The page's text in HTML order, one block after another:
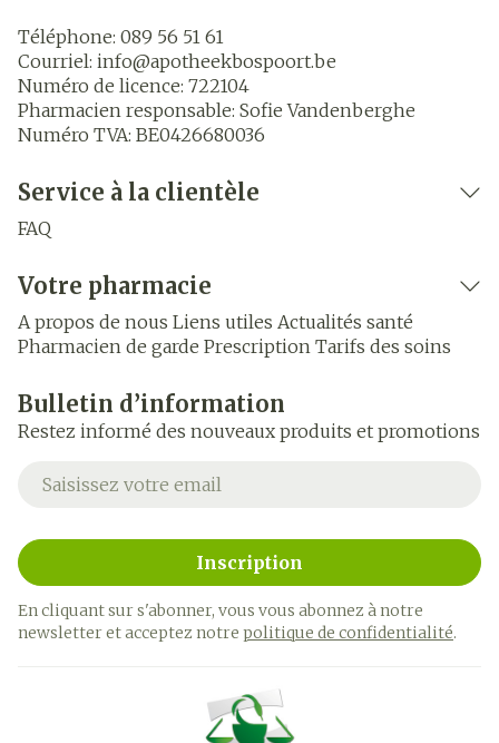
Téléphone: 089 56 51 61
Courriel: info@apotheekbospoort.be
Numéro de licence: 722104
Pharmacien responsable: Sofie Vandenberghe
Numéro TVA: BE0426680036
Service à la clientèle
FAQ
Votre pharmacie
A propos de nous Liens utiles Actualités santé
Pharmacien de garde Prescription Tarifs des soins
Bulletin d’information
Restez informé des nouveaux produits et promotions
Adresse mail
Inscription
En cliquant sur s'abonner, vous vous abonnez à notre
newsletter et acceptez notre politique de confidentialité.